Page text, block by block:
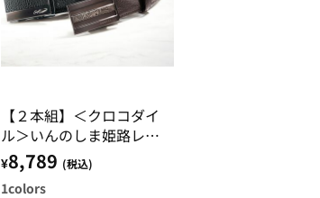
【２本組】＜クロコダイ
ル＞いんのしま姫路レザ
ーベルト
¥8,789 (税込)
1colors